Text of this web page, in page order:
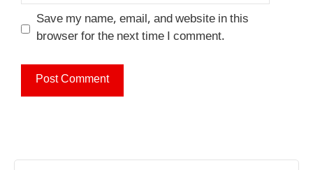
Save my name, email, and website in this
browser for the next time I comment.